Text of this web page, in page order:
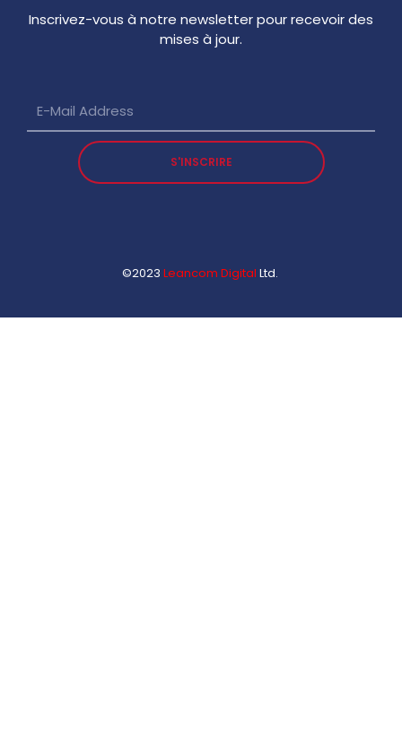
Inscrivez-vous à notre newsletter pour recevoir des
mises à jour.
S'INSCRIRE
©2023 Leancom Digital Ltd.